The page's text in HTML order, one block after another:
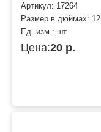
Артикул: 17264
Размер в дюймах: 12
Ед. изм.: шт.
Цена:20 р.